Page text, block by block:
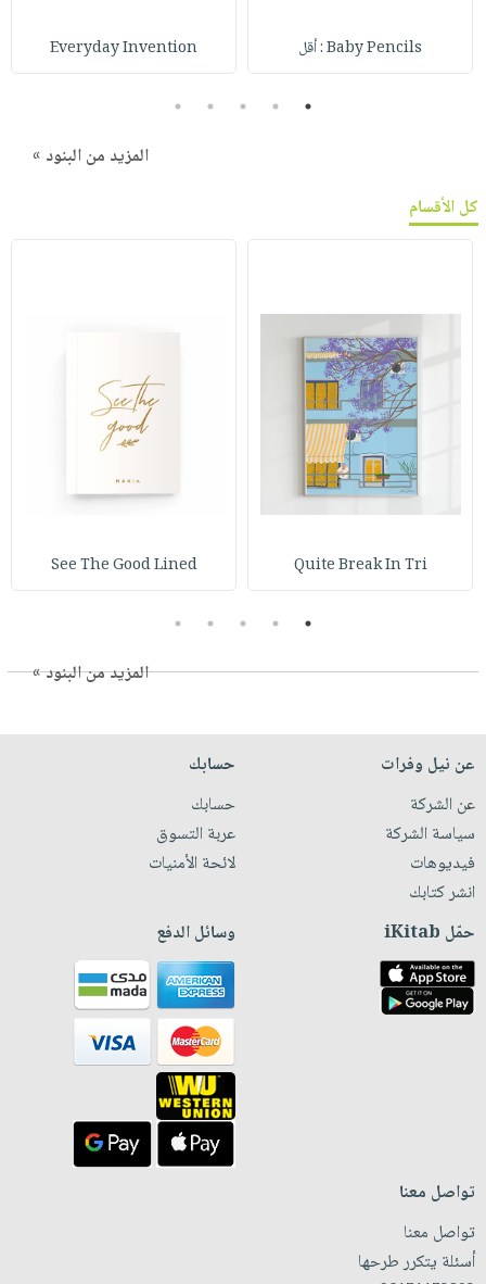
Baby Pencils : أقل Everyday Invention
1
2
3
4
5
المزيد من البنود »
كل الأقسام
Quite Break In Tri
See The Good Lined
1
2
3
4
5
المزيد من البنود »
عن نيل وفرات
عن الشركة
سياسة الشركة
فيديوهات
انشر كتابك
حسابك
حسابك
عربة التسوق
لائحة الأمنيات
حمّل iKitab وسائل الدفع
تواصل معنا
تواصل معنا
أسئلة يتكرر طرحها